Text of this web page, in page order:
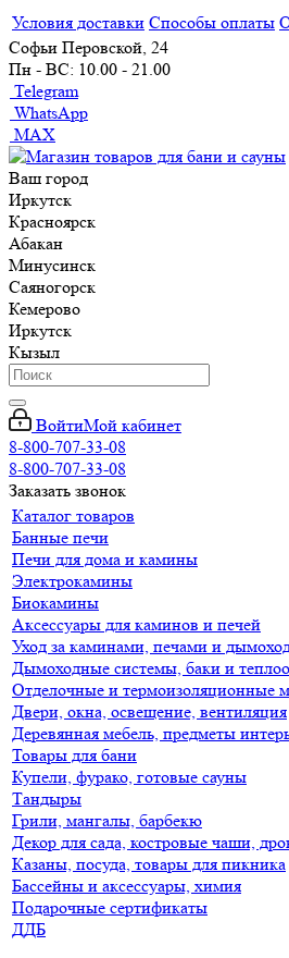
Условия доставки Способы оплаты
Софьи Перовской, 24
Пн - ВС: 10.00 - 21.00
Telegram
WhatsApp
MAX
Ваш город
Иркутск
Красноярск
Абакан
Минусинск
Саяногорск
Кемерово
Иркутск
Кызыл
ВойтиМой кабинет
8-800-707-33-08
8-800-707-33-08
Заказать звонок
Каталог товаров
Банные печи
Печи для дома и камины
Электрокамины
Биокамины
Аксессуары для каминов и печей
Уход за каминами, печами и
Дымоходные системы, баки и
Отделочные и термоизоляционные
Двери, окна, освещение, вентиляция
Деревянная мебель, предметы
Товары для бани
Купели, фурако, готовые сауны
Тандыры
Грили, мангалы, барбекю
Декор для сада, костровые чаши,
Казаны, посуда, товары для пикника
Бассейны и аксессуары, химия
Подарочные сертификаты
ДДБ